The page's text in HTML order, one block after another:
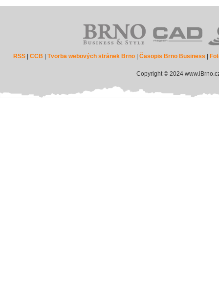
RSS |CCB |Tvorba webových stránek Brno |Časopis Brno Business
Copyright © 2024